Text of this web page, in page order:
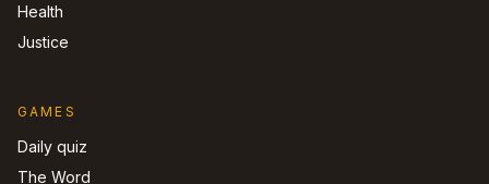
Health
Justice
GAMES
Daily quiz
The Word